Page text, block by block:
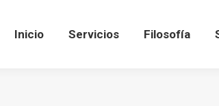
Inicio Servicios Filosofía